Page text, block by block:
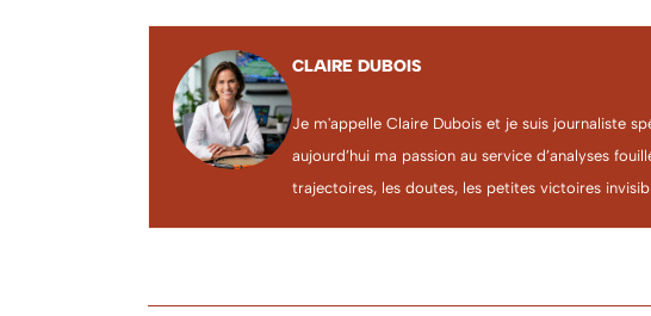
CLAIRE DUBOIS
Je m'appelle Claire Dubois et je suis journaliste
aujourd’hui ma passion au service d’analyses
trajectoires, les doutes, les petites victoires